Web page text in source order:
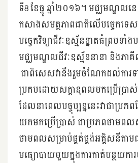
ទី8 ខែធ្នូ ឆ្នាំ​២០១៦។ ​មជ្ឈ​មណ្ឌ
កសាង​សមត្ថភាព​ជាតិ​លើ​បច្ចេក​ទេ
បច្ចេក​វិទ្យា​ជីវៈ​ឧស្ម័ន​ខ្នាត​ធំ​ព្រម​ទ
មជ្ឈមណ្ឌល​ជីវៈ​ឧស្ម័ន​នានា និង​ភាគី​
ជា​ពិសេស​វា​នឹង​រួម​ចំណែក​ដល់​ការ​
ប្រកប​ដោយ​សក្តានុពល​មក​ប្រើ​ប្រា
ដែល​នា​ពេល​បច្ចុប្បន្ន​នេះ​វា​ជា​ប្រ
យក​មក​ប្រើប្រាស់ ជា​ប្រ​ភព​ថា​មពល​
ថាមពល​សម្រាប់​ផ្គត់​ផ្គង់​អគ្គិសនី​តា
មធ្យោបាយ​មួយ​ក្នុង​ការ​កាត់​បន្ថយ​កា